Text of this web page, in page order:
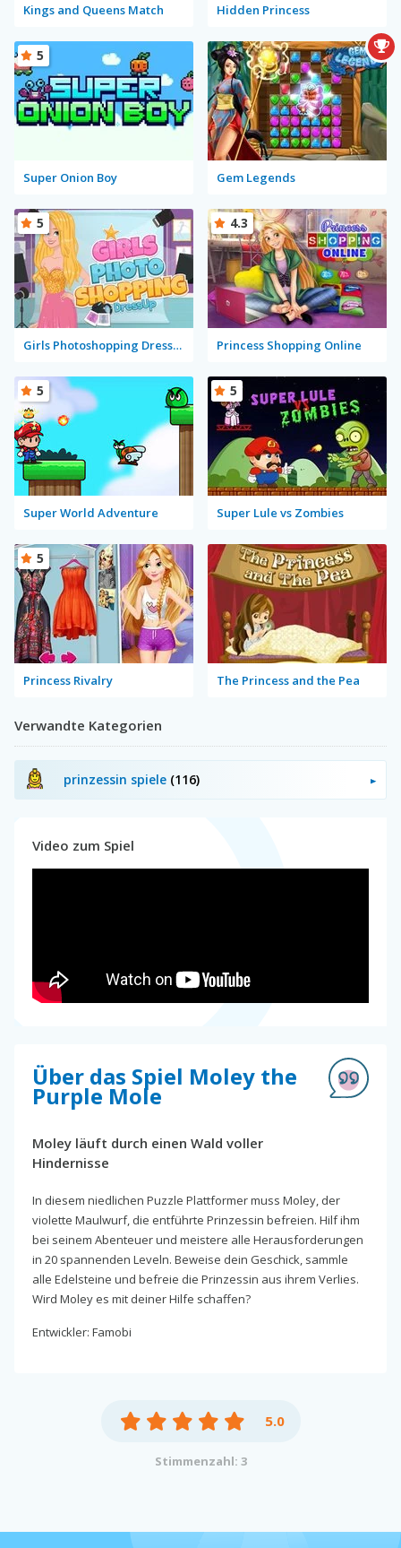
Kings and Queens Match Hidden Princess
Super Onion Boy
5
Gem Legends
Girls Photoshopping Dressup
5
Princess Shopping Online
4.3
Super World Adventure
5
Super Lule vs Zombies
5
Princess Rivalry
5
The Princess and the Pea
Verwandte Kategorien
prinzessin spiele (116)
Video zum Spiel
Über das Spiel Moley the
Purple Mole
Moley läuft durch einen Wald voller
Hindernisse
In diesem niedlichen Puzzle Plattformer muss Moley, der
violette Maulwurf, die entführte Prinzessin befreien. Hilf ihm
bei seinem Abenteuer und meistere alle Herausforderungen
in 20 spannenden Leveln. Beweise dein Geschick, sammle
alle Edelsteine und befreie die Prinzessin aus ihrem Verlies.
Wird Moley es mit deiner Hilfe schaffen?
Entwickler: Famobi
5.0
Stimmenzahl: 3